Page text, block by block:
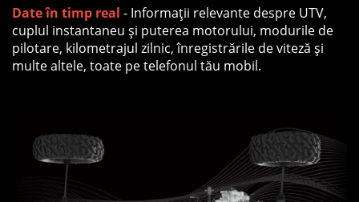
Date în timp real - Informații relevante despre UTV,
cuplul instantaneu și puterea motorului, modurile de
pilotare, kilometrajul zilnic, înregistrările de viteză și
multe altele, toate pe telefonul tău mobil.